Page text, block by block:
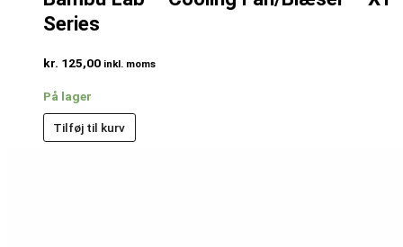
Series
kr. 125,00 inkl. moms
På lager
Tilføj til kurv